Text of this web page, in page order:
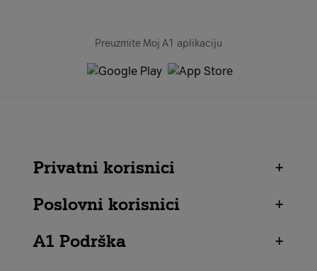
Preuzmite Moj A1 aplikaciju
Privatni korisnici
+
Poslovni korisnici
+
A1 Podrška
+